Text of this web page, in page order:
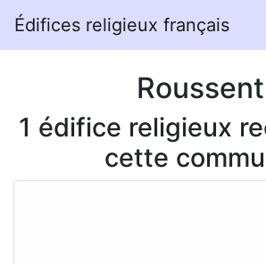
Édifices religieux français
Roussent
1 édifice religieux
cette